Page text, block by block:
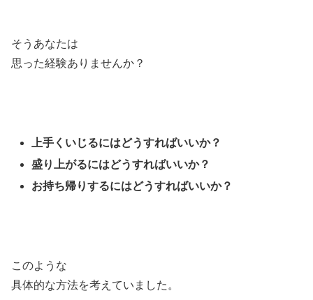
そうあなたは
思った経験ありませんか？
上手くいじるにはどうすればいいか？
盛り上がるにはどうすればいいか？
お持ち帰りするにはどうすればいいか？
このような
具体的な方法を考えていました。